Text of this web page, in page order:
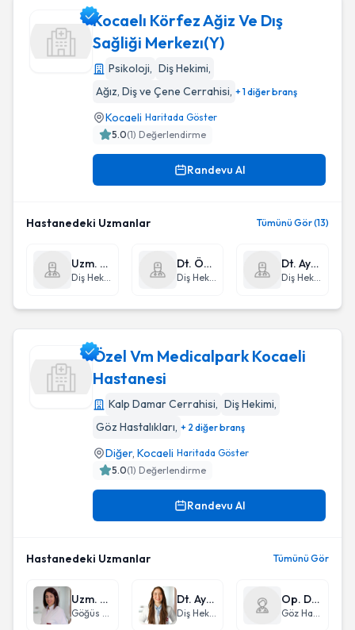
Kocaelı Körfez Ağiz Ve Dış
Sağliği Merkezı(Y)
Psikoloji, Diş Hekimi,
Ağız, Diş ve Çene Cerrahisi, + 1 diğer branş
Kocaeli Haritada Göster
5.0(1) Değerlendirme
Randevu Al
Hastanedeki Uzmanlar Tümünü Gör (13)
Uzm. Dt. Berna Kağız
Diş Hekimi
Dt. Özkan Polat
Diş Hekimi
Dt. Ayşegül Güzel
Diş Hekimi
Özel Vm Medicalpark Kocaeli
Hastanesi
Kalp Damar Cerrahisi, Diş Hekimi,
Göz Hastalıkları, + 2 diğer branş
Diğer, Kocaeli Haritada Göster
5.0(1) Değerlendirme
Randevu Al
Hastanedeki Uzmanlar Tümünü Gör
Uzm. Dr. Ayşe Gül Öney Kurnaz
Göğüs Hastalıkları
Dt. Aysu Güler
Diş Hekimi
Op. Dr. Muhammet Furkan Balcı
Göz Hastalıkları